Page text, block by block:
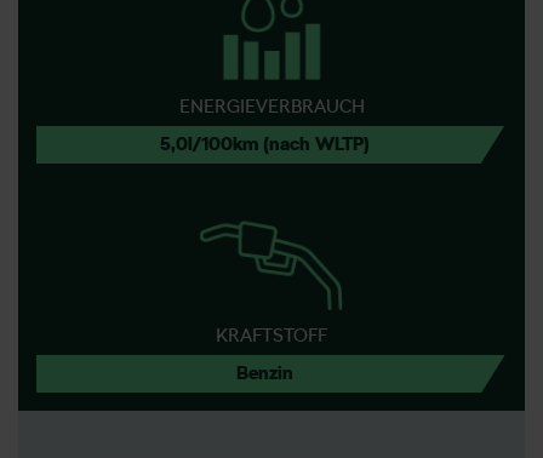
ENERGIEVERBRAUCH
5,0l/100km (nach WLTP)
KRAFTSTOFF
Benzin